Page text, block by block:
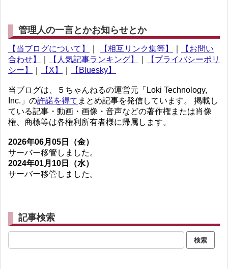
管理人の一言とかお知らせとか
【当ブログについて】 【相互リンク集等】
【お問い
合わせ】
【人気記事ランキング】
【プライバシーポリ
シー】
【X】 【Bluesky】
当ブログは、５ちゃんねるの運営元「Loki Technology,
Inc.」の許諾を得て まとめ記事を発信しています。 掲載し
ている記事・動画・画像・音声などの著作権または肖像
権、商標等は各権利所有者様に帰属します。
2026年06月05日（金）
サーバー移管しました。
2024年01月10日（水）
サーバー移管しました。
記事検索